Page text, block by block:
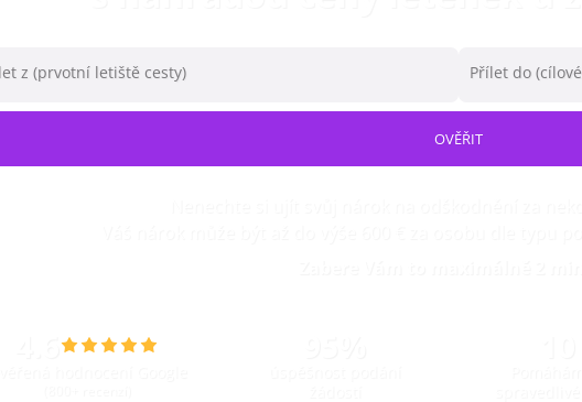
z (prvotní letiště cesty) Přílet do
OVĚŘIT